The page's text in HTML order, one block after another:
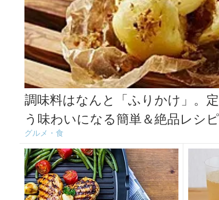
調味料はなんと「ふりかけ」。
う味わいになる簡単＆絶品レシ
グルメ・食